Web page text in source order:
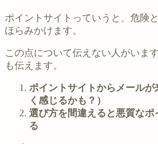
ポイントサイトっていうと、危険
ほらみかけます。
この点について伝えない人がいま
も伝えます。
ポイントサイトからメール
く感じるかも？）
選び方を間違えると悪質な
る